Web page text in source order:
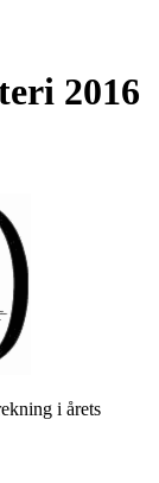
2016
i årets